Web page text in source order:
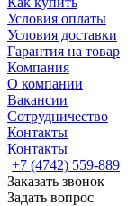
Условия оплаты
Условия доставки
Гарантия на товар
Компания
О компании
Вакансии
Сотрудничество
Контакты
Контакты
+7 (4742) 559-889
Заказать звонок
Задать вопрос